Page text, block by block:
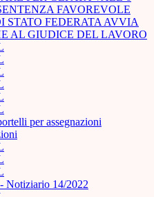
FAVOREVOLE
STATO FEDERATA AVVIA
AL GIUDICE DEL LAVORO
per assegnazioni
Notiziario 14/2022